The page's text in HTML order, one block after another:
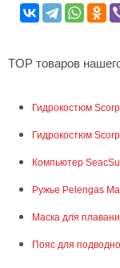
TOP товаров
Гидрокостюм
Гидрокостюм
Компьютер
Ружье Pelengas
Маска для
Пояс для